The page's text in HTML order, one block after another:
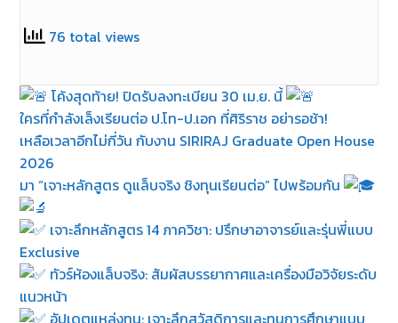
76 total views
โค้งสุดท้าย! ปิดรับลงทะเบียน 30 เม.ย. นี้
ใครที่กำลังเล็งเรียนต่อ ป.โท-ป.เอก ที่ศิริราช อย่ารอช้า!
เหลือเวลาอีกไม่กี่วัน กับงาน SIRIRAJ Graduate Open House
2026
มา “เจาะหลักสูตร ดูแล็บจริง ชิงทุนเรียนต่อ” ไปพร้อมกัน
เจาะลึกหลักสูตร 14 ภาควิชา: ปรึกษาอาจารย์และรุ่นพี่แบบ
Exclusive
ทัวร์ห้องแล็บจริง: สัมผัสบรรยากาศและเครื่องมือวิจัยระดับ
แนวหน้า
อัปเดตแหล่งทุน: เจาะลึกสวัสดิการและทุนการศึกษาแบบ